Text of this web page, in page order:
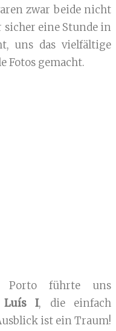
zwar beide nicht
sicher eine Stunde in
uns das vielfältige
Fotos gemacht.
Porto führte uns
Luís I, die einfach
ist ein Traum!